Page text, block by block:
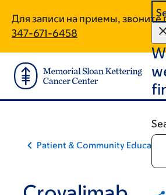
main
content
footer
Для записи на приемы, звоните
347-671-6458
Patient & Community Education